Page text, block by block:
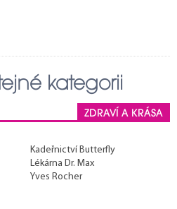
12
17
kategorii
ZDRAVÍ A KRÁSA
Kadeřnictví Butterfly
Lékárna Dr. Max
Yves Rocher